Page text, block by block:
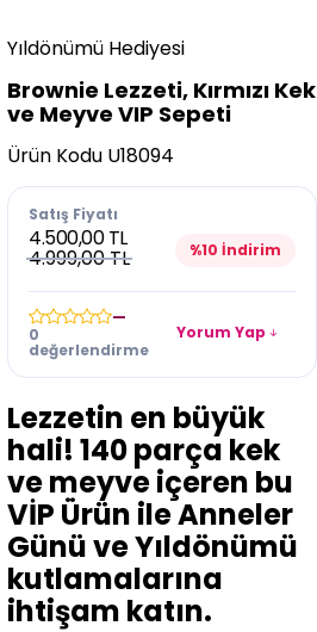
Yıldönümü Hediyesi
Brownie Lezzeti, Kırmızı Kek
ve Meyve VIP Sepeti
Ürün Kodu U18094
Satış Fiyatı
4.500,00 TL
4.999,00 TL %10 İndirim
—
0
değerlendirme
Yorum Yap
Lezzetin en büyük
hali! 140 parça kek
ve meyve içeren bu
VİP Ürün ile Anneler
Günü ve Yıldönümü
kutlamalarına
ihtişam katın.